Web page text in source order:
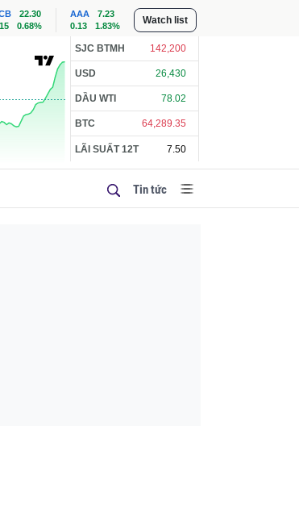
22.30
0.68%
AAA
7.23
0.13
1.83% Watch list
SJC BTMH 142,200
USD 26,430
DẦU WTI 78.02
BTC 64,289.35
LÃI SUẤT 12T 7.50
Tin tức